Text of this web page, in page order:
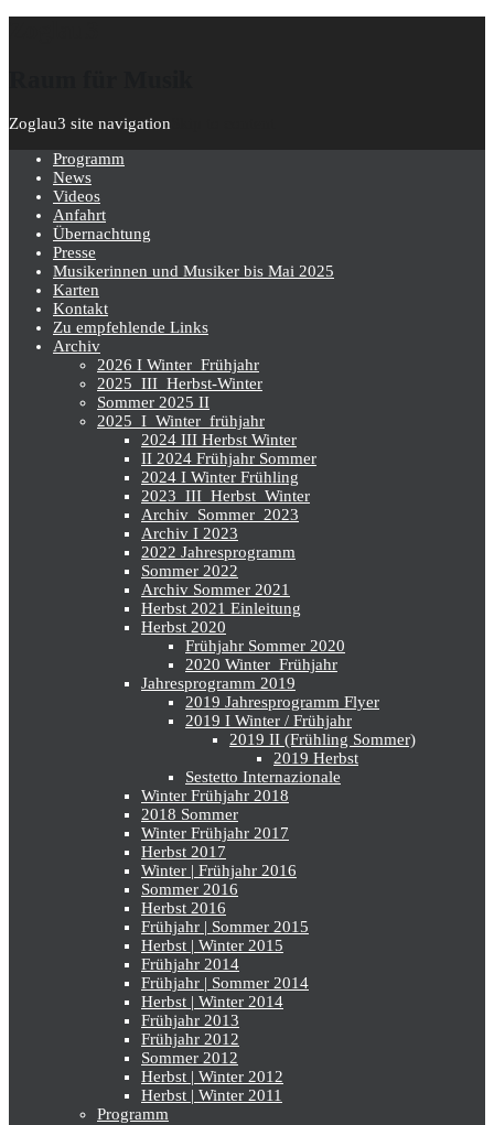
Zoglau3 site navigation
Programm
News
Videos
Anfahrt
Übernachtung
Presse
Musikerinnen und Musiker bis Mai 2025
Karten
Kontakt
Zu empfehlende Links
Archiv
2026 I Winter_Frühjahr
2025_III_Herbst-Winter
Sommer 2025 II
2025_I_Winter_frühjahr
2024 III Herbst Winter
II 2024 Frühjahr Sommer
2024 I Winter Frühling
2023_III_Herbst_Winter
Archiv_Sommer_2023
Archiv I 2023
2022 Jahresprogramm
Sommer 2022
Archiv Sommer 2021
Herbst 2021 Einleitung
Herbst 2020
Frühjahr Sommer 2020
2020 Winter_Frühjahr
Jahresprogramm 2019
2019 Jahresprogramm Flyer
2019 I Winter / Frühjahr
2019 II (Frühling Sommer)
2019 Herbst
Sestetto Internazionale
Winter Frühjahr 2018
2018 Sommer
Winter Frühjahr 2017
Herbst 2017
Winter | Frühjahr 2016
Sommer 2016
Herbst 2016
Frühjahr | Sommer 2015
Herbst | Winter 2015
Frühjahr 2014
Frühjahr | Sommer 2014
Herbst | Winter 2014
Frühjahr 2013
Frühjahr 2012
Sommer 2012
Herbst | Winter 2012
Herbst | Winter 2011
Programm